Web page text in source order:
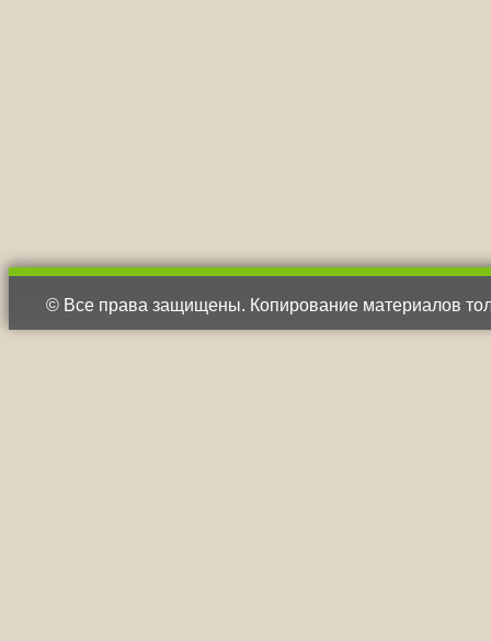
© Все права защищены. Копирование материалов